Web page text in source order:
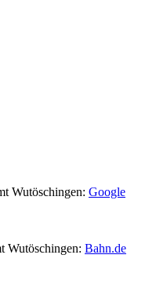
Wutöschingen: Google
Wutöschingen: Bahn.de